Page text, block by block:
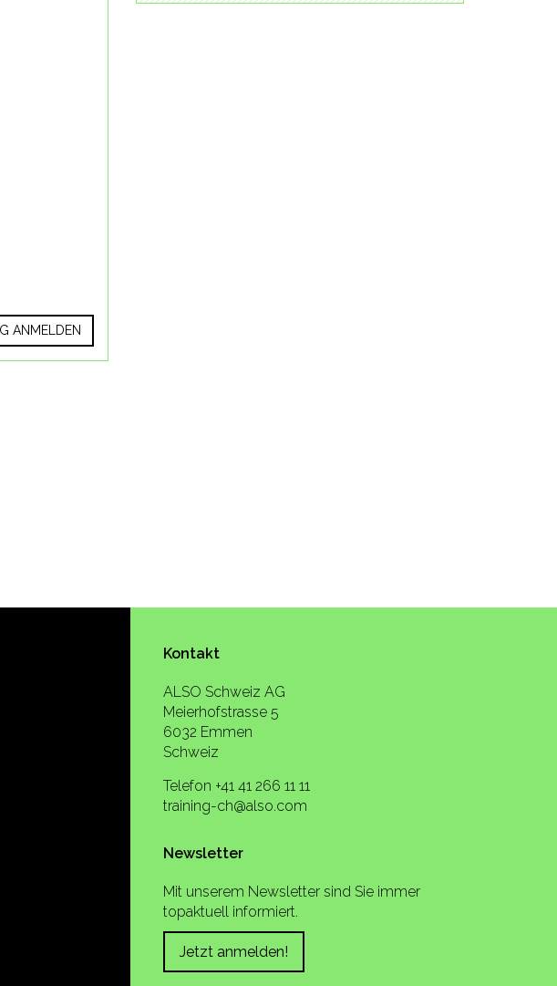
ANMELDEN
Kontakt
ALSO Schweiz AG
Meierhofstrasse 5
6032 Emmen
Schweiz
Telefon +41 41 266 11 11
training-ch@also.com
Newsletter
Mit unserem Newsletter sind Sie immer
topaktuell informiert.
Jetzt anmelden!